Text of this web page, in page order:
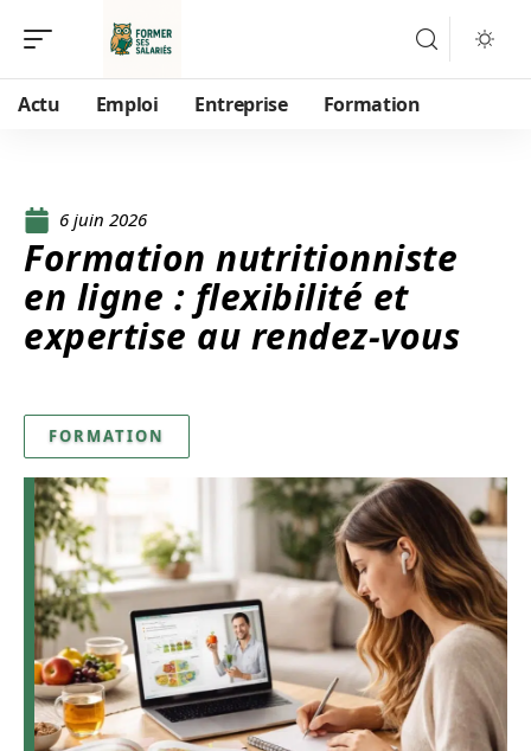
Actu Emploi Entreprise Formation
6 juin 2026
Formation nutritionniste
en ligne : flexibilité et
expertise au rendez-vous
FORMATION